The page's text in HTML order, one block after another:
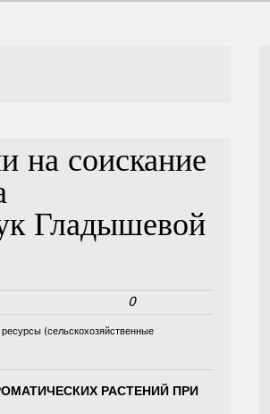
на соискание
Гладышевой
0
(сельскохозяйственные
РАСТЕНИЙ ПРИ